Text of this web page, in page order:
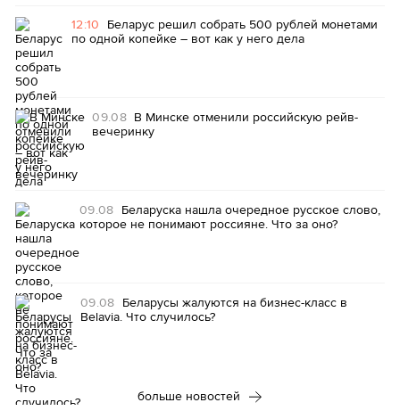
12:10 Беларус решил собрать 500 рублей монетами
по одной копейке – вот как у него дела
09.08 В Минске отменили российскую рейв-
вечеринку
09.08 Беларуска нашла очередное русское слово,
которое не понимают россияне. Что за оно?
09.08 Беларусы жалуются на бизнес-класс в
Belavia. Что случилось?
больше новостей